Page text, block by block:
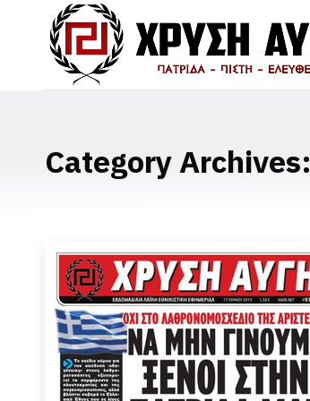
Category Archives: